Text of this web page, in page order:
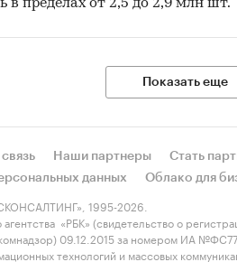
в пределах от 2,5 до 2,9 млн шт.
Показать еще
Наши партнеры Стать
данных
Облако для
1995-2026.
«РБК» (свидетельство о
09.12.2015 за номером ИА
технологий и массовых